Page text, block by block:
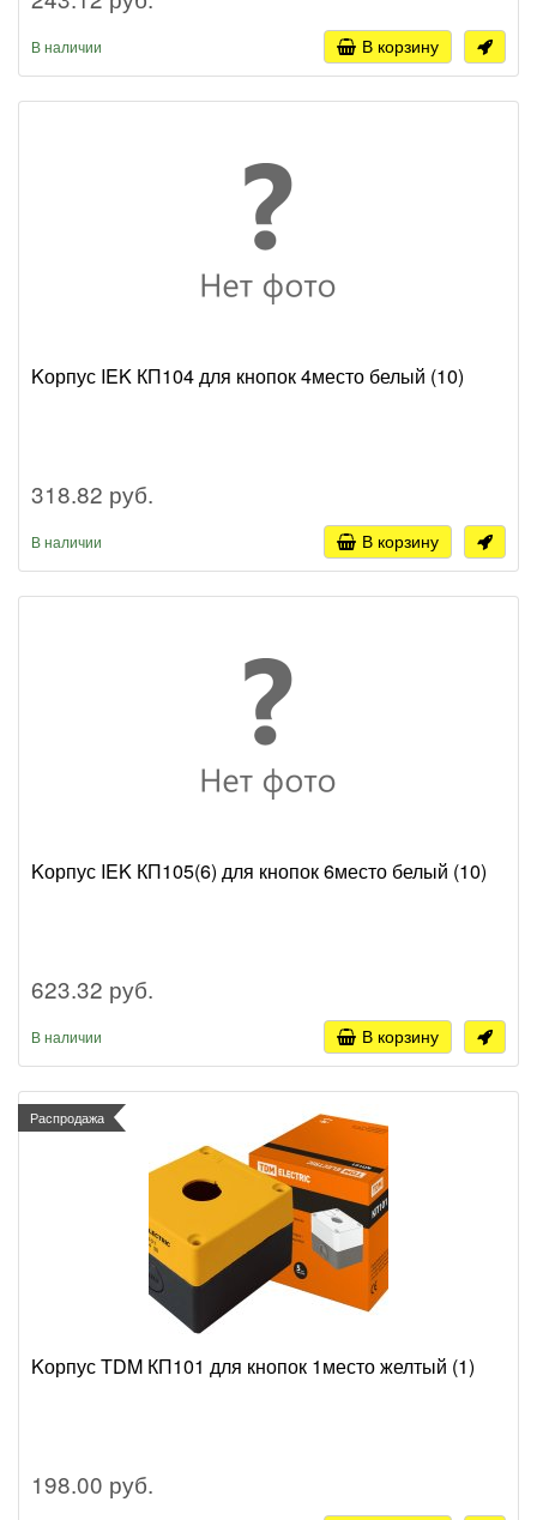
В наличии В корзину
Kорпус IEK КП104 для кнопок 4место белый (10)
318.82 руб.
В наличии В корзину
Kорпус IEK КП105(6) для кнопок 6место белый (10)
623.32 руб.
В наличии В корзину
Распродажа
Kорпус TDM КП101 для кнопок 1место желтый (1)
198.00 руб.